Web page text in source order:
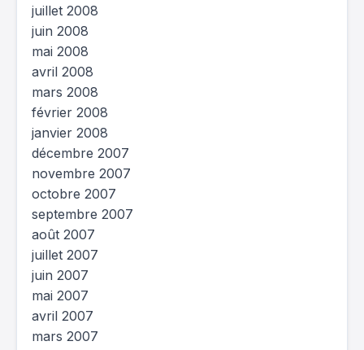
juillet 2008
juin 2008
mai 2008
avril 2008
mars 2008
février 2008
janvier 2008
décembre 2007
novembre 2007
octobre 2007
septembre 2007
août 2007
juillet 2007
juin 2007
mai 2007
avril 2007
mars 2007